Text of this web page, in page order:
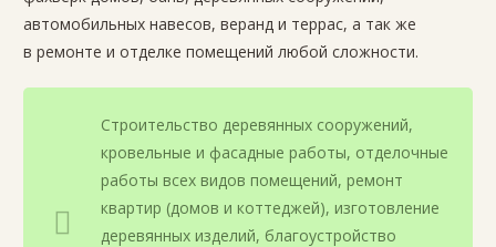
автомобильных навесов, веранд и террас, а так же
в ремонте и отделке помещений любой сложности.
Строительство деревянных сооружений,
кровельные и фасадные работы, отделочные
работы всех видов помещений, ремонт
квартир (домов и коттеджей), изготовление
деревянных изделий, благоустройство